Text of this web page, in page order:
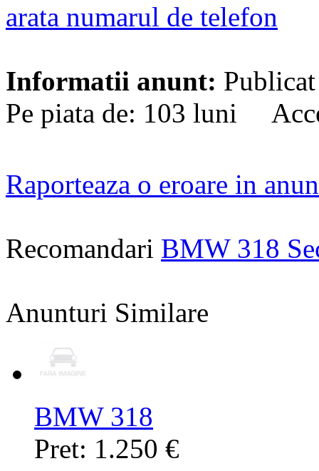
arata numarul de telefon
Informatii anunt:
Pe piata de: 103 luni
Raporteaza o eroare in
Recomandari BMW 318
Anunturi Similare
BMW 318
Pret: 1.250 €